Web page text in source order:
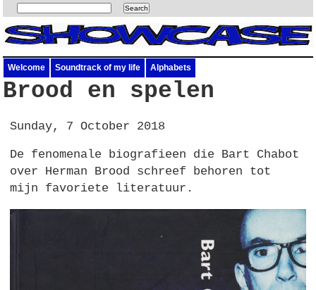
Welcome Soundtrack of my life Alphabets
Brood en spelen
Sunday, 7 October 2018
De fenomenale biografieen die Bart Chabot
over Herman Brood schreef behoren tot
mijn favoriete literatuur.